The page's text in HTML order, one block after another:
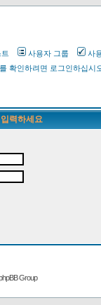
사용자 그룹
사
확인하려면 로그인하십시
력하세요
Group